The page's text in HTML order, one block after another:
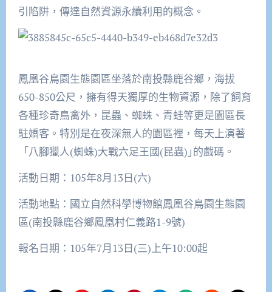
引陷阱，傳達自然資源永續利用的概念。
鳳凰谷鳥園生態園區坐落於南投縣鹿谷鄉，海拔
650-850公尺，擁有得天獨厚的生物資源，除了飼育
各種珍奇鳥禽外，昆蟲、蜘蛛、青蛙等更是園區長
駐嬌客。特別是在夜深無人的園區裡，每天上演著
「八腳獵人(蜘蛛)大戰六足王國(昆蟲)｣的戲碼。
活動日期：105年8月13日(六)
活動地點：國立自然科學博物館鳳凰谷鳥園生態園
區(南投縣鹿谷鄉鳳凰村仁義路1-9號)
報名日期：105年7月13日(三)上午10:00起